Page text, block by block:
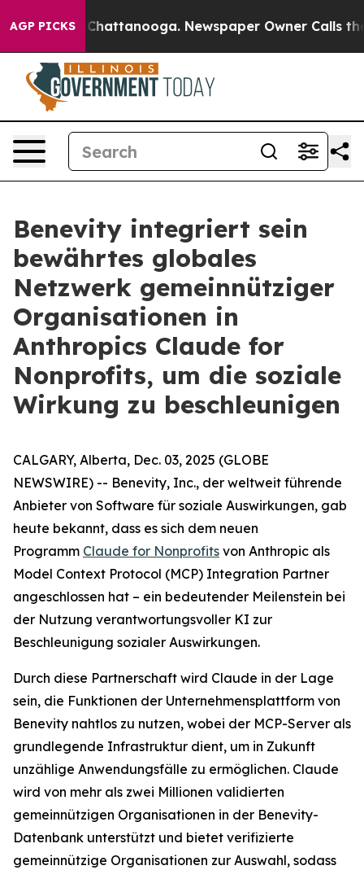
AGP PICKS
in Chattanooga. Newspaper Owner Calls the
Benevity integriert sein
bewährtes globales
Netzwerk gemeinnütziger
Organisationen in
Anthropics Claude for
Nonprofits, um die soziale
Wirkung zu beschleunigen
CALGARY, Alberta, Dec. 03, 2025 (GLOBE
NEWSWIRE) -- Benevity, Inc., der weltweit führende
Anbieter von Software für soziale Auswirkungen, gab
heute bekannt, dass es sich dem neuen
Programm Claude for Nonprofits von Anthropic als
Model Context Protocol (MCP) Integration Partner
angeschlossen hat – ein bedeutender Meilenstein bei
der Nutzung verantwortungsvoller KI zur
Beschleunigung sozialer Auswirkungen.
Durch diese Partnerschaft wird Claude in der Lage
sein, die Funktionen der Unternehmensplattform von
Benevity nahtlos zu nutzen, wobei der MCP-Server als
grundlegende Infrastruktur dient, um in Zukunft
unzählige Anwendungsfälle zu ermöglichen. Claude
wird von mehr als zwei Millionen validierten
gemeinnützigen Organisationen in der Benevity-
Datenbank unterstützt und bietet verifizierte
gemeinnützige Organisationen zur Auswahl, sodass